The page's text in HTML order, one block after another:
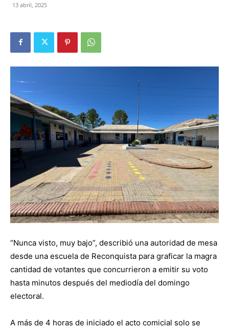
13 abril, 2025
“Nunca visto, muy bajo”, describió una autoridad de mesa
desde una escuela de Reconquista para graficar la magra
cantidad de votantes que concurrieron a emitir su voto
hasta minutos después del mediodía del domingo
electoral.
A más de 4 horas de iniciado el acto comicial solo se